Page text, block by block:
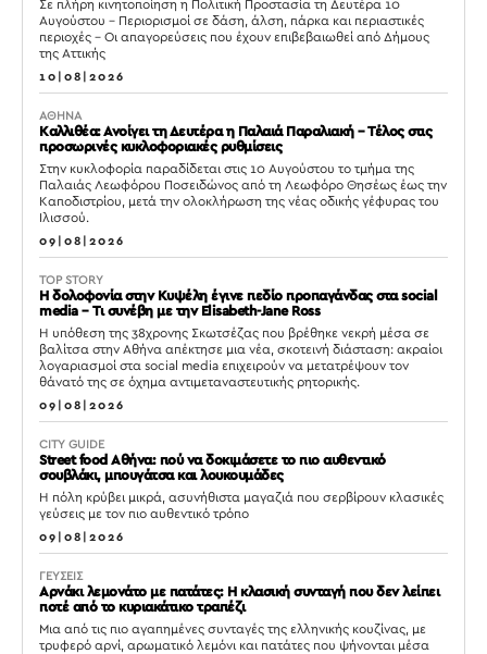
Σε πλήρη κινητοποίηση η Πολιτική Προστασία τη Δευτέρα 10
Αυγούστου – Περιορισμοί σε δάση, άλση, πάρκα και περιαστικές
περιοχές – Οι απαγορεύσεις που έχουν επιβεβαιωθεί από Δήμους
της Αττικής
10|08|2026
ΑΘΗΝΑ
Καλλιθέα: Ανοίγει τη Δευτέρα η Παλαιά Παραλιακή – Τέλος στις
προσωρινές κυκλοφοριακές ρυθμίσεις
Στην κυκλοφορία παραδίδεται στις 10 Αυγούστου το τμήμα της
Παλαιάς Λεωφόρου Ποσειδώνος από τη Λεωφόρο Θησέως έως την
Καποδιστρίου, μετά την ολοκλήρωση της νέας οδικής γέφυρας του
Ιλισσού.
09|08|2026
TOP STORY
Η δολοφονία στην Κυψέλη έγινε πεδίο προπαγάνδας στα social
media – Τι συνέβη με την Elisabeth-Jane Ross
Η υπόθεση της 38χρονης Σκωτσέζας που βρέθηκε νεκρή μέσα σε
βαλίτσα στην Αθήνα απέκτησε μια νέα, σκοτεινή διάσταση: ακραίοι
λογαριασμοί στα social media επιχειρούν να μετατρέψουν τον
θάνατό της σε όχημα αντιμεταναστευτικής ρητορικής.
09|08|2026
CITY GUIDE
Street food Αθήνα: πού να δοκιμάσετε το πιο αυθεντικό
σουβλάκι, μπουγάτσα και λουκουμάδες
Η πόλη κρύβει μικρά, ασυνήθιστα μαγαζιά που σερβίρουν κλασικές
γεύσεις με τον πιο αυθεντικό τρόπο
09|08|2026
ΓΕΥΣΕΙΣ
Αρνάκι λεμονάτο με πατάτες: Η κλασική συνταγή που δεν λείπει
ποτέ από το κυριακάτικο τραπέζι
Μια από τις πιο αγαπημένες συνταγές της ελληνικής κουζίνας, με
τρυφερό αρνί, αρωματικό λεμόνι και πατάτες που ψήνονται μέσα